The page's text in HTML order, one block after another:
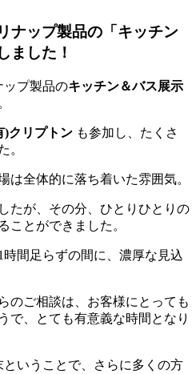
ナップ製品の「キッチン
ました！
ップ製品のキッチン＆バス展示
)クリプトン も参加し、たくさ
。
は全体的に落ち着いた雰囲気。
たが、その分、ひとりひとりの
ことができました。
間足らずの間に、濃厚な見込
のご相談は、お客様にとっても
で、とても有意義な時間となり
いうことで、さらに多くの方